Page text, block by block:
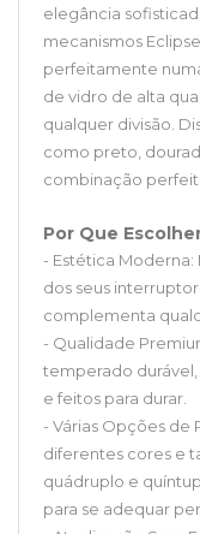
elegância
mecanismos
perfeitamente
de vidro de alta
qualquer divisão.
como preto,
combinação
Por Que
- Estética
dos seus
complementa
- Qualidade
temperado durável,
e feitos para durar.
- Várias Opções de
diferentes cores e
quádruplo e
para se adequar